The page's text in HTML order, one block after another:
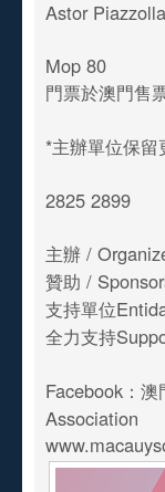
Astor
Mop 80
門票於澳門售
*主辦單位保
2825 2899
主辦 /
贊助 /
支持單位
全力支持
Facebook：
Association